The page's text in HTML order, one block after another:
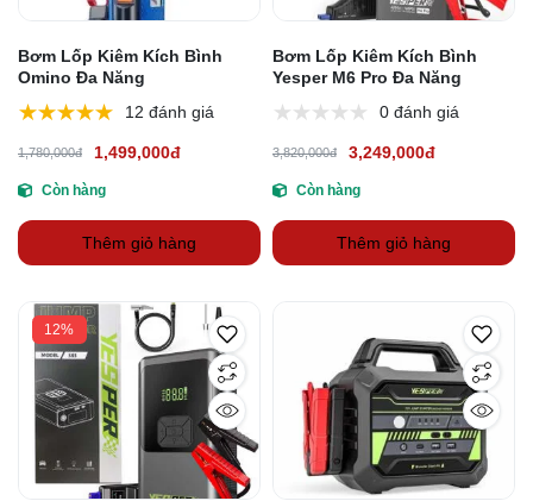
Bơm Lốp Kiêm Kích Bình
Omino Đa Năng
12 đánh giá
1,780,000đ 1,499,000đ
Còn hàng
Thêm giỏ hàng
Bơm Lốp Kiêm Kích Bình
Yesper M6 Pro Đa Năng
0 đánh giá
3,820,000đ 3,249,000đ
Còn hàng
Thêm giỏ hàng
12%